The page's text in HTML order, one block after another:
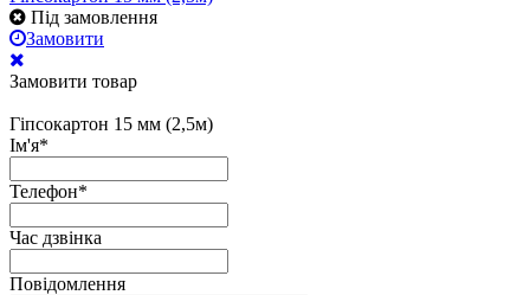
Під замовлення
Замовити
Замовити товар
Гіпсокартон 15 мм (2,5м)
Ім'я*
Телефон*
Час дзвінка
Повідомлення